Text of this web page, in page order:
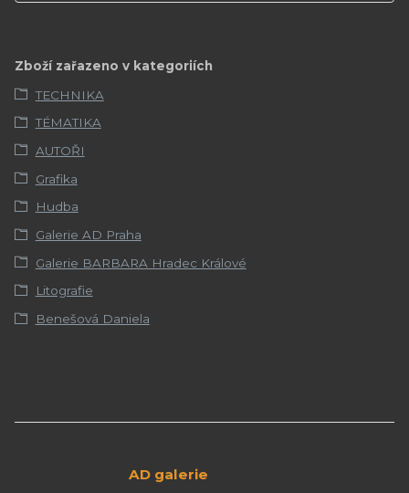
Zboží zařazeno v kategoriích
TECHNIKA
TÉMATIKA
AUTOŘI
Grafika
Hudba
Galerie AD Praha
Galerie BARBARA Hradec Králové
Litografie
Benešová Daniela
AD galerie